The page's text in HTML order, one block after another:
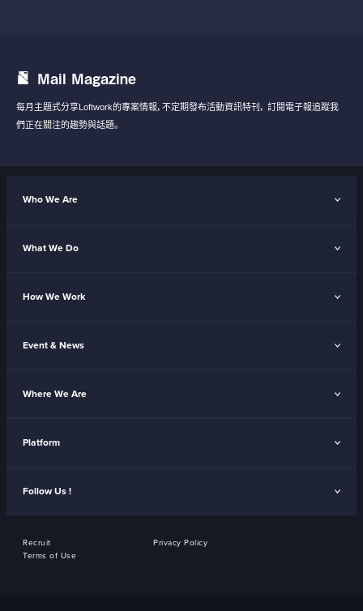
Mail Magazine
每月主題式分享Loftwork的專案情報，不定期發布活動資訊特刊， 訂閱電子報追蹤我
們正在關注的趨勢與話題。
Who We Are
What We Do
How We Work
Event & News
Where We Are
Platform
Follow Us !
Recruit
Privacy Policy
Terms of Use